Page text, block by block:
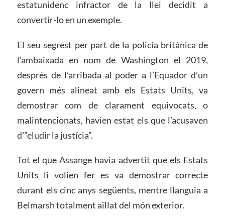
estatunidenc infractor de la llei decidit a
convertir-lo en un exemple.
El seu segrest per part de la policia britànica de
l’ambaixada en nom de Washington el 2019,
després de l’arribada al poder a l’Equador d’un
govern més alineat amb els Estats Units, va
demostrar com de clarament equivocats, o
malintencionats, havien estat els que l’acusaven
d'”eludir la justícia”.
Tot el que Assange havia advertit que els Estats
Units li volien fer es va demostrar correcte
durant els cinc anys següents, mentre llanguia a
Belmarsh totalment aïllat del món exterior.